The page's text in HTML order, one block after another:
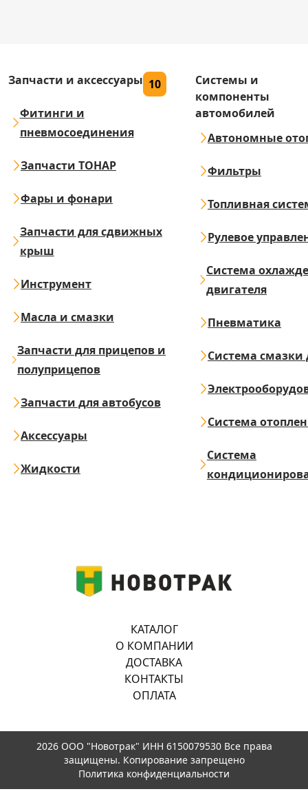
Запчасти и аксессуары 10
Фитинги и
пневмосоединения
Запчасти ТОНАР
Фары и фонари
Запчасти для сдвижных
крыш
Инструмент
Масла и смазки
Запчасти для прицепов и
полуприцепов
Запчасти для автобусов
Аксессуары
Жидкости
Системы и
компоненты
автомобилей
Автономные
Фильтры
Топливная
Рулевое
Система
двигателя
Пневматика
Система смазки
Система
Система
КАТАЛОГ
О КОМПАНИИ
ДОСТАВКА
КОНТАКТЫ
ОПЛАТА
2026 ООО "Новотрак" ИНН 6150079530 Все права
защищены. Копирование запрещено
Политика конфиденциальности